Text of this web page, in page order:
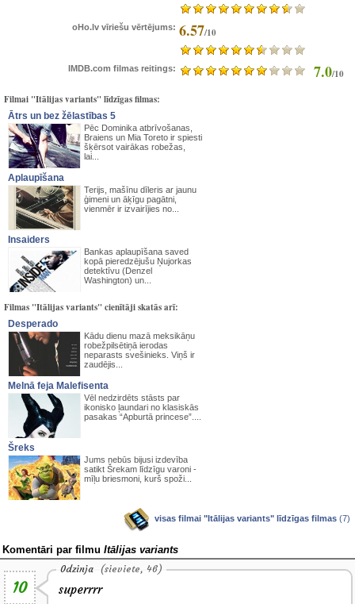
oHo.lv vīriešu vērtējums: 6.57/10
IMDB.com filmas reitings: 7.0/10
Filmai "Itālijas variants" līdzīgas filmas:
Ātrs un bez žēlastības 5
Pēc Dominika atbrīvošanas,
Braiens un Mia Toreto ir spiesti
šķērsot vairākas robežas,
lai...
Aplaupīšana
Terijs, mašīnu dīleris ar jaunu
ģimeni un āķīgu pagātni,
vienmēr ir izvairījies no...
Insaiders
Bankas aplaupīšana saved
kopā pieredzējušu Ņujorkas
detektīvu (Denzel
Washington) un...
Filmas "Itālijas variants" cienītāji skatās arī:
Desperado
Kādu dienu mazā meksikāņu
robežpilsētiņā ierodas
neparasts svešinieks. Viņš ir
zaudējis...
Melnā feja Malefisenta
Vēl nedzirdēts stāsts par
ikonisko ļaundari no klasiskās
pasakas “Apburtā princese”....
Šreks
Jums nebūs bijusi izdevība
satikt Šrekam līdzīgu varoni -
mīļu briesmoni, kurš spoži...
visas filmai "Itālijas variants" līdzīgas filmas (7)
Komentāri par filmu Itālijas variants
10
0dzinja (sieviete, 46)
superrrr